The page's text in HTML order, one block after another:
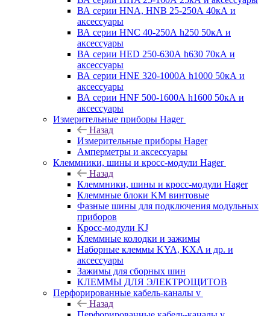
ВА серии HNA, HNB 25-250А 40кА и
аксессуары
ВА серии HNC 40-250А h250 50кА и
аксессуары
ВА серии HED 250-630А h630 70кА и
аксессуары
ВА серии HNE 320-1000А h1000 50кА и
аксессуары
ВА серии HNF 500-1600А h1600 50кА и
аксессуары
Измерительные приборы Hager
Назад
Измерительные приборы Hager
Амперметры и аксессуары
Клеммники, шины и кросс-модули Hager
Назад
Клеммники, шины и кросс-модули Hager
Клеммные блоки KM винтовые
Фазные шины для подключения модульных
приборов
Кросс-модули KJ
Клеммные колодки и зажимы
Наборные клеммы KYA, KXA и др. и
аксессуары
Зажимы для сборных шин
КЛЕММЫ ДЛЯ ЭЛЕКТРОЩИТОВ
Перфорированные кабель-каналы v
Назад